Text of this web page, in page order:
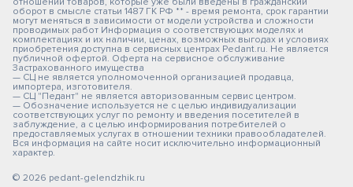
оборот в смысле статьи 1487 ГК РФ ** - время ремонта, срок гарантии
могут меняться в зависимости от модели устройства и сложности
проводимых работ Информация о соответствующих моделях и
комплектациях и их наличии, ценах, возможных выгодах и условиях
приобретения доступна в сервисных центрах Pedant.ru. Не является
публичной офертой. Оферта на сервисное обслуживание
Застрахованного имущества
— СЦ не является уполномоченной организацией продавца,
импортера, изготовителя.
— СЦ "Педант" не является авторизованным сервис центром.
— Обозначение используется не с целью индивидуализации
соответствующих услуг по ремонту и введения посетителей в
заблуждение, а с целью информирования потребителей о
предоставляемых услугах в отношении техники правообладателей.
Вся информация на сайте носит исключительно информационный
характер.
© 2026 pedant-gelendzhik.ru